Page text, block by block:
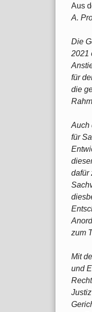
Aus
A.
Die
2021
für
die
Auch
für
dafür
zum
Mit
und